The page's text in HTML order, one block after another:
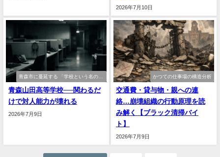
2026年7月10日
青森市に蔓延する 「学校という名のカ
青森山田高等学校──関わるだ
けで対人能力が壊れる
2026年7月9日
かつての仕事場の構造分析
交通費・貸与物・親への連
絡…崩壊組織の行動原理を読
み解く【ブラック清掃バイ
ト】
2026年7月9日